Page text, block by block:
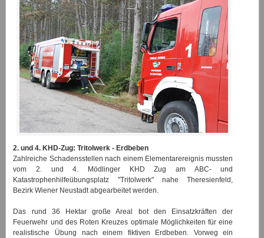
2. und 4. KHD-Zug: Tritolwerk - Erdbeben
Zahlreiche Schadensstellen nach einem Elementarereignis mussten
vom 2. und 4. Mödlinger KHD Zug am ABC- und
Katastrophenhilfeübungsplatz "Tritolwerk" nahe Theresienfeld,
Bezirk Wiener Neustadt abgearbeitet werden.
Das rund 36 Hektar große Areal bot den Einsatzkräften der
Feuerwehr und des Roten Kreuzes optimale Möglichkeiten für eine
realistische Übung nach einem fiktiven Erdbeben. Vorweg ein